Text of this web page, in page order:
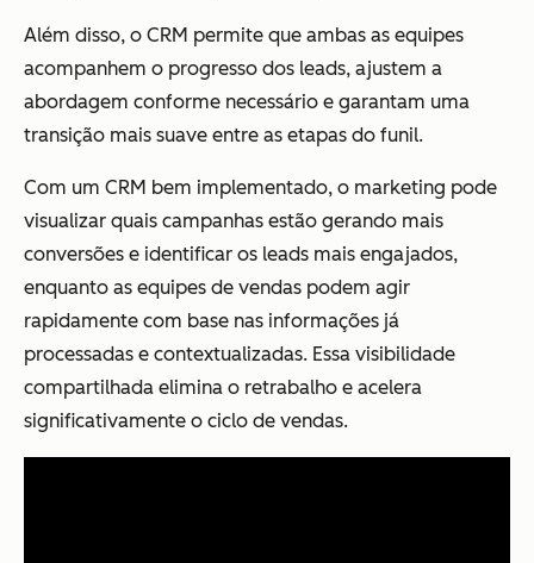
Além disso, o CRM permite que ambas as equipes
acompanhem o progresso dos leads, ajustem a
abordagem conforme necessário e garantam uma
transição mais suave entre as etapas do funil.
Com um CRM bem implementado, o marketing pode
visualizar quais campanhas estão gerando mais
conversões e identificar os leads mais engajados,
enquanto as equipes de vendas podem agir
rapidamente com base nas informações já
processadas e contextualizadas. Essa visibilidade
compartilhada elimina o retrabalho e acelera
significativamente o ciclo de vendas.